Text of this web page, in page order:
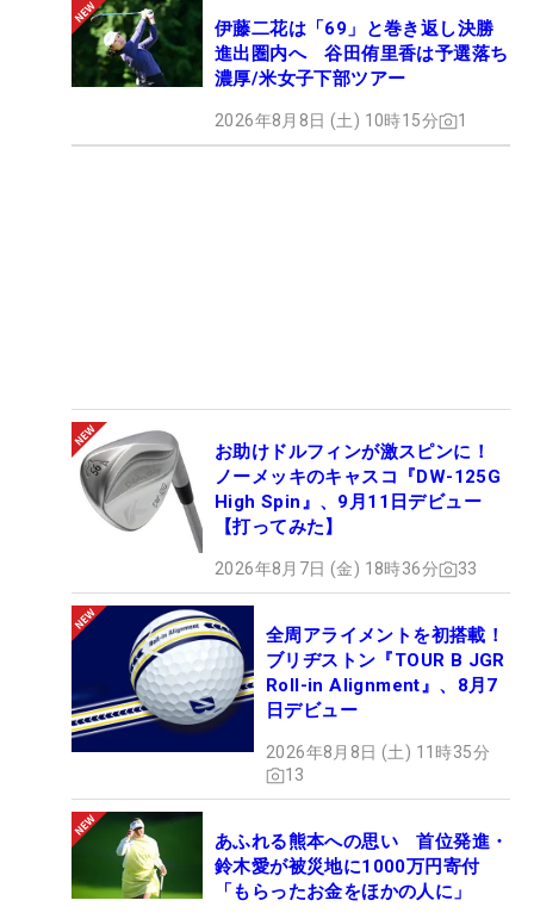
伊藤二花は「69」と巻き返し決勝
進出圏内へ 谷田侑里香は予選落ち
濃厚/米女子下部ツアー
2026年8月8日 (土) 10時15分 1
お助けドルフィンが激スピンに！
ノーメッキのキャスコ『DW-125G
High Spin』、9月11日デビュー
【打ってみた】
2026年8月7日 (金) 18時36分 33
全周アライメントを初搭載！
ブリヂストン『TOUR B JGR
Roll-in Alignment』、8月7
日デビュー
2026年8月8日 (土) 11時35分
13
あふれる熊本への思い 首位発進・
鈴木愛が被災地に1000万円寄付
「もらったお金をほかの人に」